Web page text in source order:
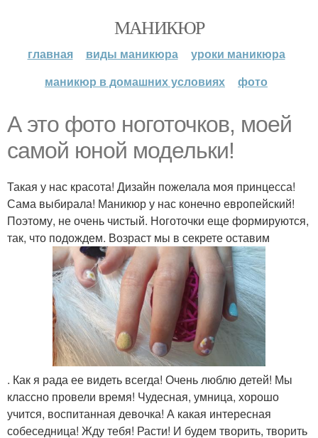
МАНИКЮР
главная виды маникюра
уроки маникюра
маникюр в домашних условиях
фото
А это фото ноготочков, моей
самой юной модельки!
Такая у нас красота! Дизайн пожелала моя принцесса!
Сама выбирала! Маникюр у нас конечно европейский!
Поэтому, не очень чистый. Ноготочки еще формируются,
так, что подождем. Возраст мы в секрете оставим
. Как я рада ее видеть всегда! Очень люблю детей! Мы
классно провели время! Чудесная, умница, хорошо
учится, воспитанная девочка! А какая интересная
собеседница! Жду тебя! Расти! И будем творить, творить